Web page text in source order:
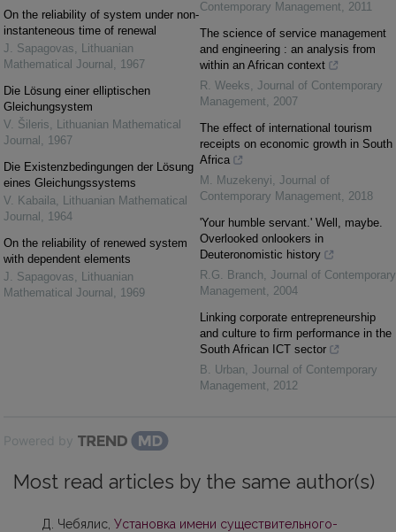
On the reliability of system under non-
instanteneous time of renewal
J. Sapagovas, Lithuanian
Mathematical Journal , 1967
Die Lösung einer elliptischen
Gleichungsystem
V. Šileris, Lithuanian Mathematical
Journal , 1967
Die Existenzbedingungen der Lösung
eines Gleichungssystems
V. Kabaila, Lithuanian Mathematical
Journal , 1964
On the reliability of renewed system
with dependent elements
J. Sapagovas, Lithuanian
Mathematical Journal , 1969
Contemporary Management, 2011
The science of service management
and engineering : an analysis from
within an African context
R. Weeks, Journal of Contemporary
Management, 2007
The effect of international tourism
receipts on economic growth in South
Africa
M. Muzekenyi, Journal of
Contemporary Management, 2018
'Your humble servant.' Well, maybe.
Overlooked onlookers in
Deuteronomistic history
R.G. Branch, Journal of Contemporary
Management, 2004
Linking corporate entrepreneurship
and culture to firm performance in the
South African ICT sector
B. Urban, Journal of Contemporary
Management, 2012
Powered by
Most read articles by the same author(s)
Д. Чебялис, Установка имени существительного-